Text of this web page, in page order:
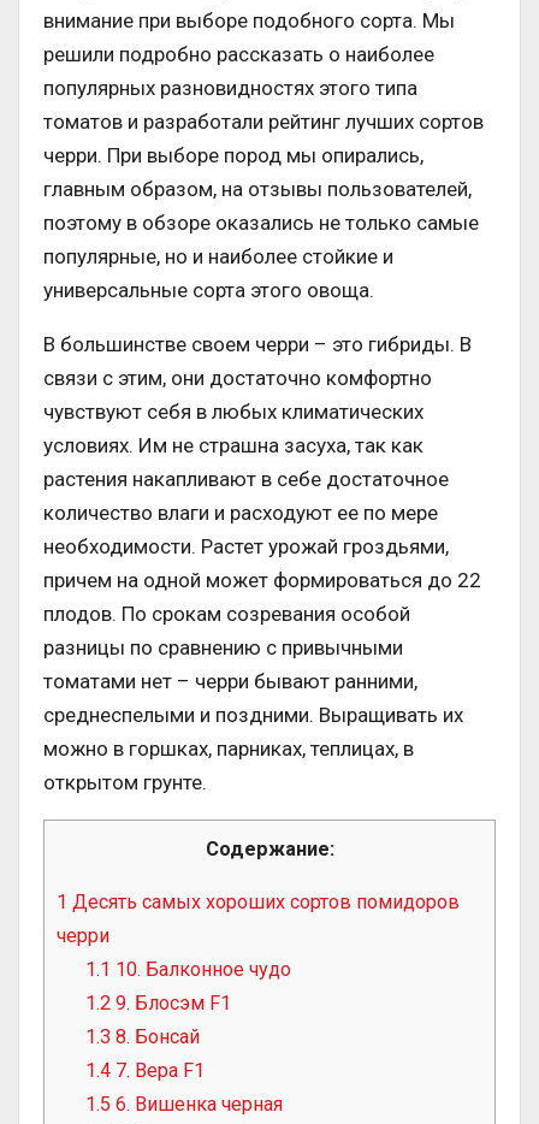
внимание при выборе подобного сорта. Мы
решили подробно рассказать о наиболее
популярных разновидностях этого типа
томатов и разработали рейтинг лучших сортов
черри. При выборе пород мы опирались,
главным образом, на отзывы пользователей,
поэтому в обзоре оказались не только самые
популярные, но и наиболее стойкие и
универсальные сорта этого овоща.
В большинстве своем черри – это гибриды. В
связи с этим, они достаточно комфортно
чувствуют себя в любых климатических
условиях. Им не страшна засуха, так как
растения накапливают в себе достаточное
количество влаги и расходуют ее по мере
необходимости. Растет урожай гроздьями,
причем на одной может формироваться до 22
плодов. По срокам созревания особой
разницы по сравнению с привычными
томатами нет – черри бывают ранними,
среднеспелыми и поздними. Выращивать их
можно в горшках, парниках, теплицах, в
открытом грунте.
Содержание:
1 Десять самых хороших сортов помидоров
черри
1.1 10. Балконное чудо
1.2 9. Блосэм F1
1.3 8. Бонсай
1.4 7. Вера F1
1.5 6. Вишенка черная